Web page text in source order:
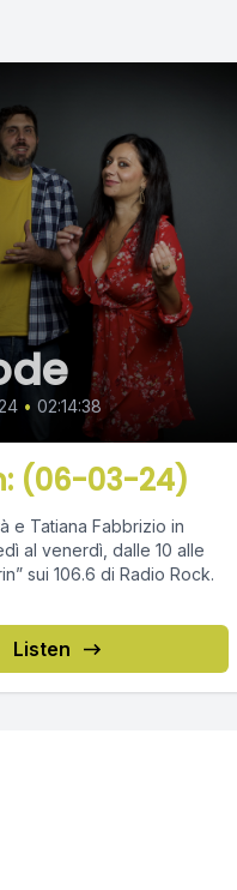
• 02:14:38
(06-03-24)
e Tatiana Fabbrizio in
al venerdì, dalle 10 alle
sui 106.6 di Radio Rock.
Listen